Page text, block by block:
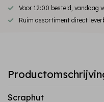
Voor 12:00 besteld, vandaag
Ruim assortiment direct
Scraphut